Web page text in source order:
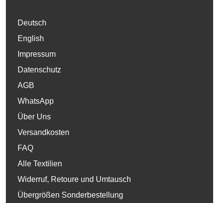
Deutsch
English
Impressum
Datenschutz
AGB
WhatsApp
Über Uns
Versandkosten
FAQ
Alle Textilien
Widerruf, Retoure und Umtausch
Übergrößen Sonderbestellung